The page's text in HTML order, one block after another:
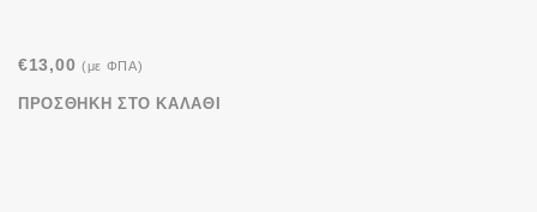
€13,00 (με ΦΠΑ)
ΠΡΟΣΘΉΚΗ ΣΤΟ ΚΑΛΆΘΙ